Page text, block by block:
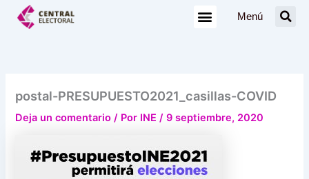
Menú
postal-PRESUPUESTO2021_casillas-COVID
Deja un comentario / Por INE/9 septiembre, 2020